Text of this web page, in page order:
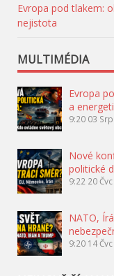
Evropa pod tlakem:
nejistota
MULTIMÉDIA
Evropa
a
9:20 03
Nové
politické
9:22 20
NATO,
9:20 14